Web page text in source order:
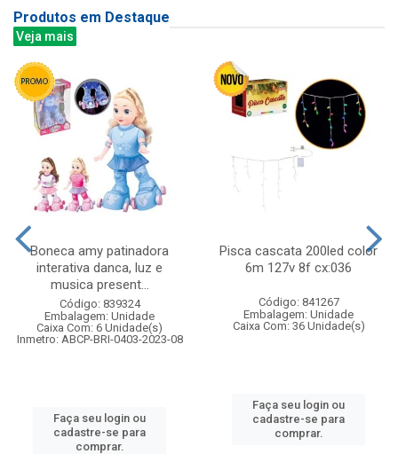
Produtos em Destaque
Veja mais
Boneca amy patinadora
interativa danca, luz e
musica present...
Código: 839324
Embalagem: Unidade
Caixa Com: 6 Unidade(s)
Inmetro: ABCP-BRI-0403-2023-08
Faça seu login ou
cadastre-se para
comprar.
Pisca cascata 200led color
6m 127v 8f cx:036
Código: 841267
Embalagem: Unidade
Caixa Com: 36 Unidade(s)
Faça seu login ou
cadastre-se para
comprar.